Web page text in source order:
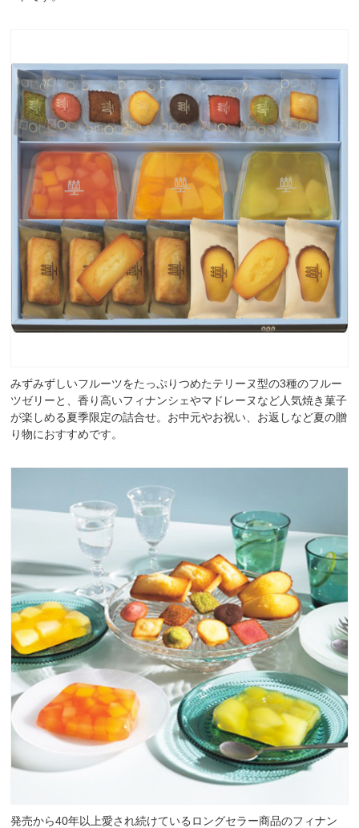
みずみずしいフルーツをたっぷりつめたテリーヌ型の3種のフルー
ツゼリーと、香り高いフィナンシェやマドレーヌなど人気焼き菓子
が楽しめる夏季限定の詰合せ。お中元やお祝い、お返しなど夏の贈
り物におすすめです。
発売から40年以上愛され続けているロングセラー商品のフィナン